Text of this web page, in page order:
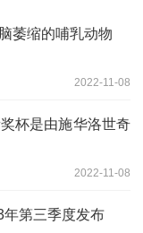
萎缩的哺乳动物
2022-11-08
杯是由施华洛世奇
2022-11-08
第三季度发布